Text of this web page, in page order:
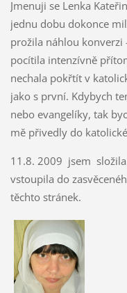
Jmenuji se Lenka
jednu dobu dokonce
prožila náhlou
pocítila intenzívně
nechala pokřtít v
jako s první. Kdybych
nebo evangelíky, tak
mě přivedly do
11.8. 2009 jsem
vstoupila do
těchto stránek.